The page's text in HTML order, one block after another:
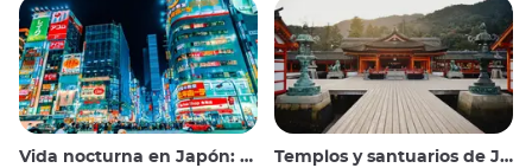
Vida nocturna en Japón: salir, ver y beber Templos y santuarios de Japón